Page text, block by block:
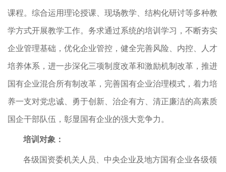
课程。综合运用理论授课、现场教学、结构化研讨等多种教
学方式开展教学工作。务求通过系统的培训学习，不断夯实
企业管理基础，优化企业管控，健全完善风险、内控、人才
培养体系，进一步深化三项制度改革和激励机制改革，推进
国有企业混合所有制改革，完善国有企业治理模式，着力培
养一支对党忠诚、勇于创新、治企有方、清正廉洁的高素质
国企干部队伍，彰显国有企业的强大竞争力。
培训对象：
各级国资委机关人员、中央企业及地方国有企业各级领